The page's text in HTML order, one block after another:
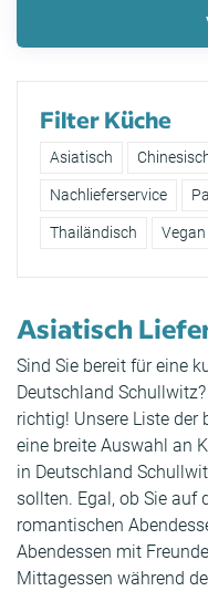
Filter Küche
Asiatisch
Nachlieferservice
Thailändisch Vegan
Asiatisch
Sind Sie bereit für eine
Deutschland
richtig! Unsere Liste der
eine breite Auswahl an
in Deutschland
sollten. Egal, ob Sie auf
romantischen
Abendessen mit
Mittagessen während